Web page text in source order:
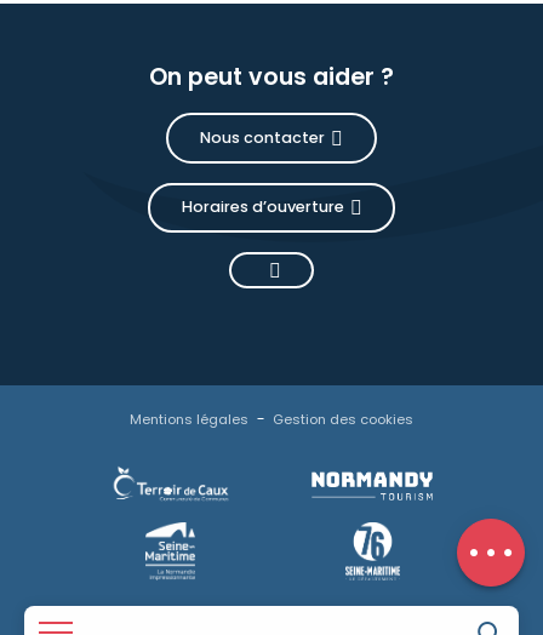
Avis
On peut vous aider ?
Nous contacter
Horaires d’ouverture
Mentions légales Gestion des cookies